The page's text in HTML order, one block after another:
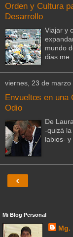
Orden y Cultura
Desarrollo
Viajar y
mundo
dias
viernes, 23 de marzo
Envueltos en una
Odio
De
-quizá
labios-
‹
Mi Blog Personal
Mg.